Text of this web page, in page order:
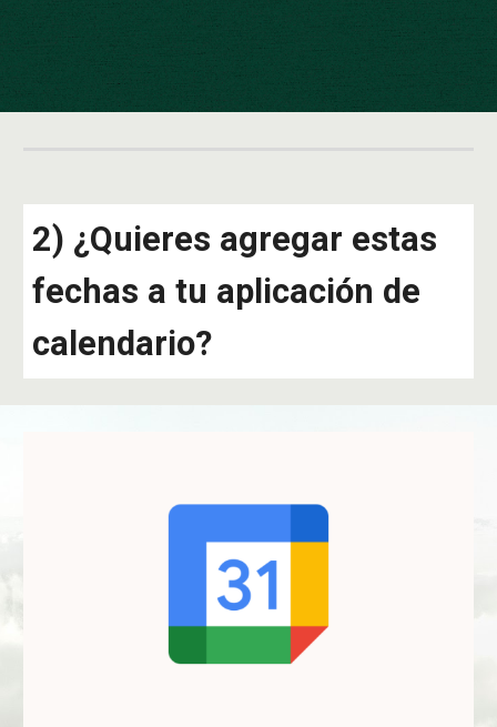
2) ¿Quieres agregar estas
fechas a tu aplicación de
calendario?